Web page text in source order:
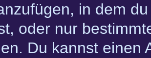
in dem
oder nur
Du kannst einen